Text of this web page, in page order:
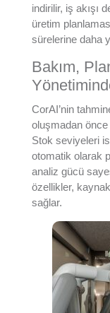
indirilir, iş akışı
üretim
sürelerine daha
Bakım,
CorAI’nin
oluşmadan önce
Stok seviyeleri
otomatik olarak
analiz gücü
özellikler,
sağlar.